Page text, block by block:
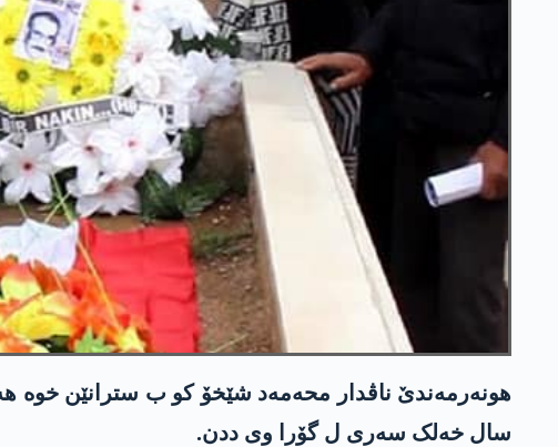
ھونەرمەندێ ناڤدار محەمەد شێخۆ کو ب سترانێن خوە
سال خەلک سەری ل گۆرا وی ددن.